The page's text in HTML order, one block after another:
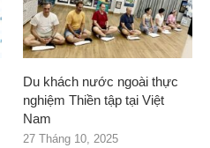
Du khách nước ngoài thực
nghiệm Thiền tập tại Việt
Nam
27 Tháng 10, 2025